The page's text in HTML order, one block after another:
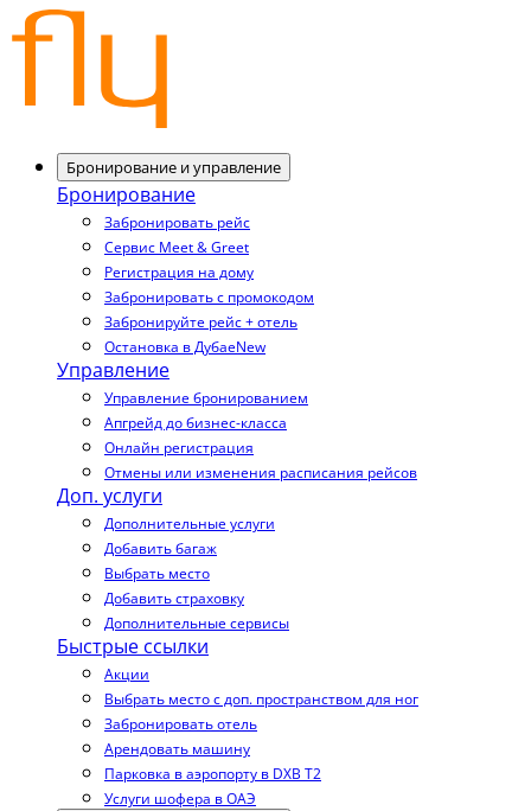
Бронирование и управление
Бронирование
Забронировать рейс
Сервис Meet & Greet
Регистрация на дому
Забронировать с промокодом
Забронируйте рейс + отель
Остановка в ДубаеNew
Управление
Управление бронированием
Апгрейд до бизнес-класса
Онлайн регистрация
Отмены или изменения расписания рейсов
Доп. услуги
Дополнительные услуги
Добавить багаж
Выбрать место
Добавить страховку
Дополнительные сервисы
Быстрые ссылки
Акции
Выбрать место с доп. пространством для ног
Забронировать отель
Арендовать машину
Парковка в аэропорту в DXB T2
Услуги шофера в ОАЭ